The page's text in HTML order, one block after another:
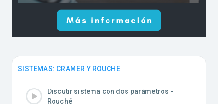
SISTEMAS: CRAMER Y ROUCHE
Discutir sistema con dos parámetros -
Rouché